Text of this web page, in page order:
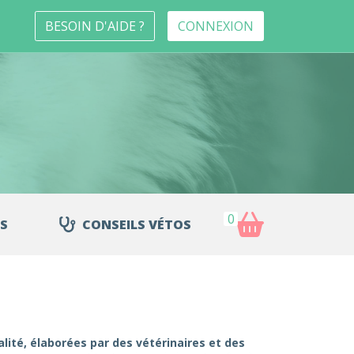
BESOIN D'AIDE ? CONNEXION
CONSEILS VÉTOS 0
élaborées par des vétérinaires et des